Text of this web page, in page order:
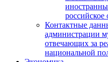
российское
Контактные
администрации
отвечающих за
национальной